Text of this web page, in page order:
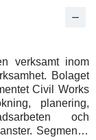
verksamt inom
Bolaget
Civil Works
planering,
och
Segmentet